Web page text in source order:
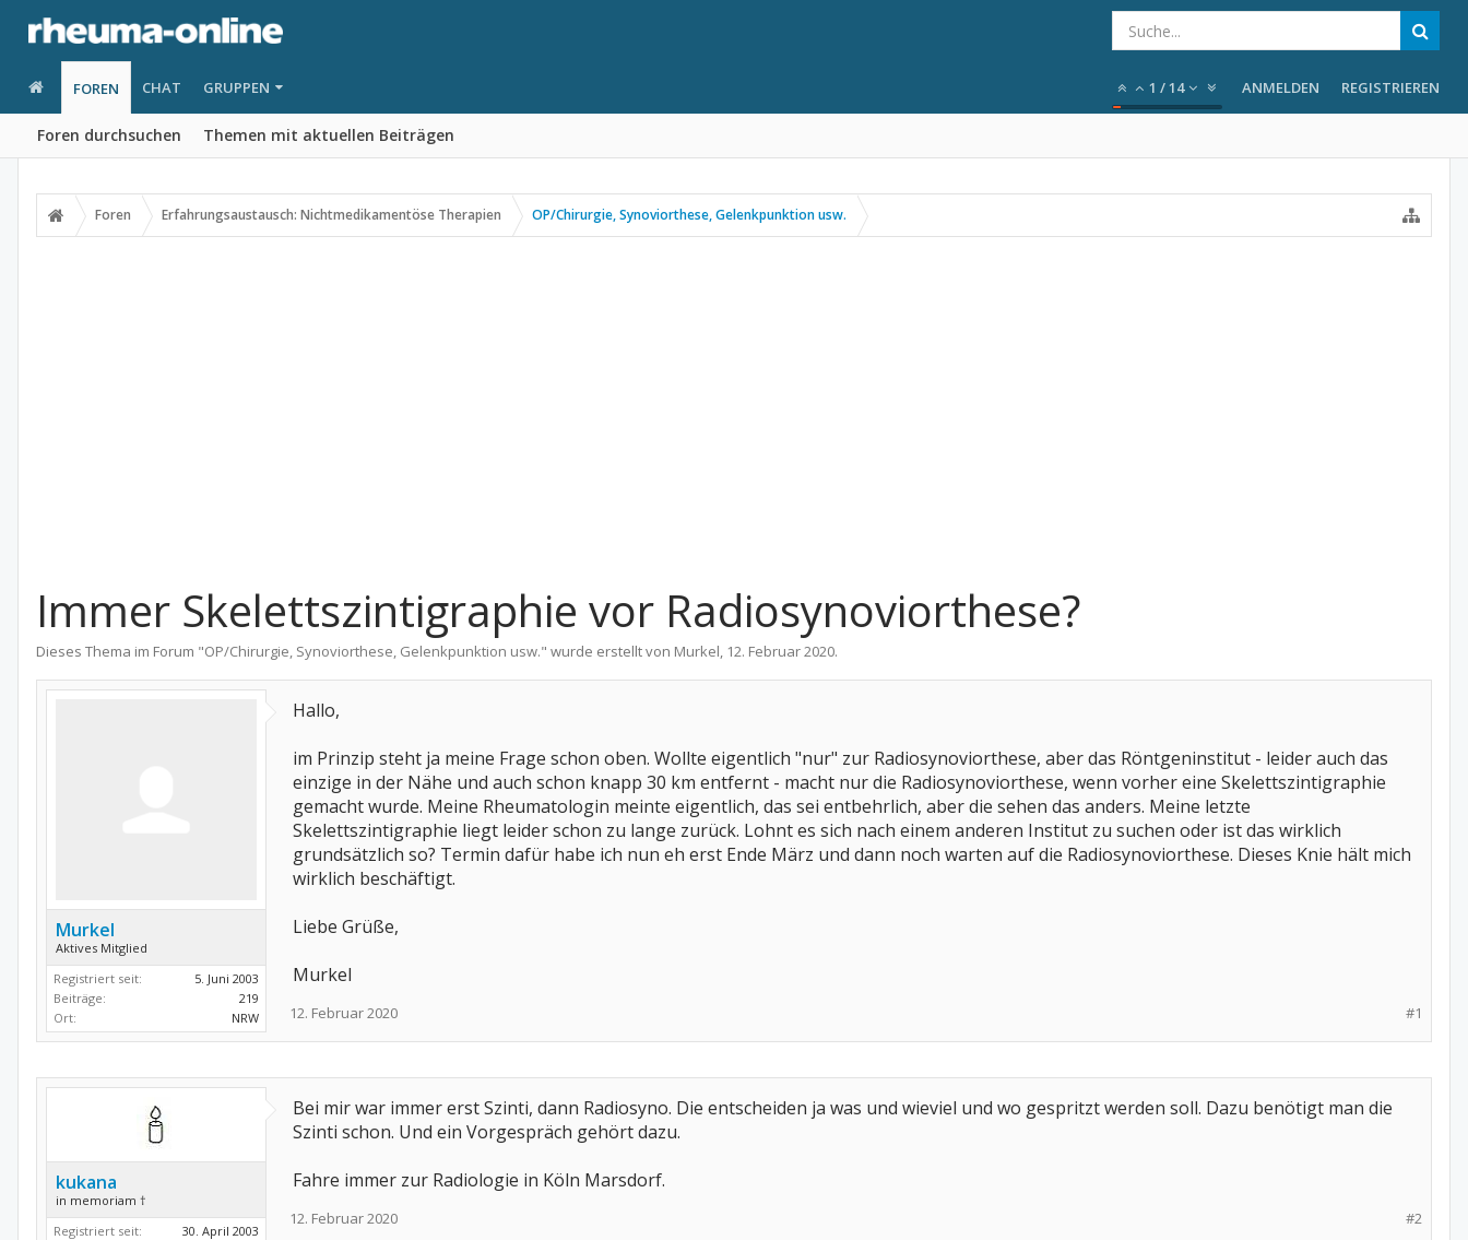
FOREN
Foren durchsuchen Themen mit aktuellen Beiträgen
CHAT GRUPPEN 1 /14 ANMELDEN REGISTRIEREN
Foren Erfahrungsaustausch: Nichtmedikamentöse Therapien OP/Chirurgie, Synoviorthese, Gelenkpunktion usw.
Immer Skelettszintigraphie vor Radiosynoviorthese?
Dieses Thema im Forum "OP/Chirurgie, Synoviorthese, Gelenkpunktion usw." wurde erstellt von Murkel, 12. Februar 2020.
Murkel
Aktives Mitglied
Registriert seit:
5. Juni 2003
Beiträge:
219
Ort:
NRW
Hallo,
im Prinzip steht ja meine Frage schon oben. Wollte eigentlich "nur" zur Radiosynoviorthese, aber das Röntgeninstitut - leider auch das
einzige in der Nähe und auch schon knapp 30 km entfernt - macht nur die Radiosynoviorthese, wenn vorher eine Skelettszintigraphie
gemacht wurde. Meine Rheumatologin meinte eigentlich, das sei entbehrlich, aber die sehen das anders. Meine letzte
Skelettszintigraphie liegt leider schon zu lange zurück. Lohnt es sich nach einem anderen Institut zu suchen oder ist das wirklich
grundsätzlich so? Termin dafür habe ich nun eh erst Ende März und dann noch warten auf die Radiosynoviorthese. Dieses Knie hält mich
wirklich beschäftigt.
Liebe Grüße,
Murkel
#1
12. Februar 2020
kukana
in memoriam †
Registriert seit:
30. April 2003
Bei mir war immer erst Szinti, dann Radiosyno. Die entscheiden ja was und wieviel und wo gespritzt werden soll. Dazu benötigt man die
Szinti schon. Und ein Vorgespräch gehört dazu.
Fahre immer zur Radiologie in Köln Marsdorf.
#2
12. Februar 2020